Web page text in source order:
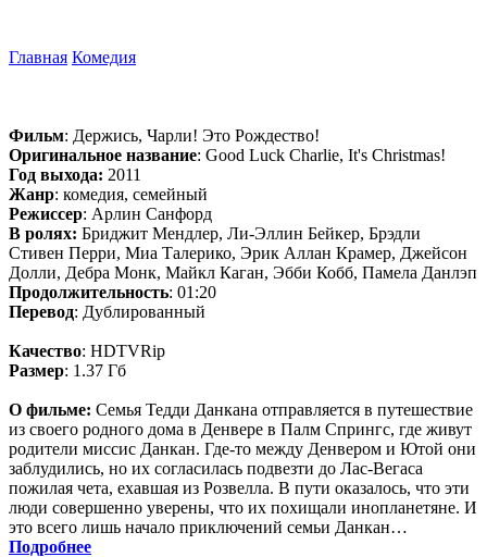
Главная Комедия
Фильм: Держись, Чарли! Это Рождество!
Оригинальное название: Good Luck Charlie, It's Christmas!
Год выхода: 2011
Жанр: комедия, семейный
Режиссер: Арлин Санфорд
В ролях: Бриджит Мендлер, Ли-Эллин Бейкер, Брэдли
Стивен Перри, Миа Талерико, Эрик Аллан Крамер, Джейсон
Долли, Дебра Монк, Майкл Каган, Эбби Кобб, Памела Данлэп
Продолжительность: 01:20
Перевод: Дублированный
Качество: HDTVRip
Размер: 1.37 Гб
О фильме: Семья Тедди Данкана отправляется в путешествие
из своего родного дома в Денвере в Палм Спрингс, где живут
родители миссис Данкан. Где-то между Денвером и Ютой они
заблудились, но их согласилась подвезти до Лас-Вегаса
пожилая чета, ехавшая из Розвелла. В пути оказалось, что эти
люди совершенно уверены, что их похищали инопланетяне. И
это всего лишь начало приключений семьи Данкан…
Подробнее